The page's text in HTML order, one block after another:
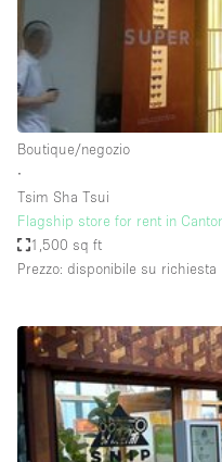
Spazio unico
Stand / Bancarella
Stand / Chiosco /
Studio fotografico /
Uffici
Villa / Casa
Dotazioni dello spazio
Accesso per disabili
Ampia Porta d'Ingresso
Boutique/negozio
∙
Tsim Sha Tsui
Flagship store for rent in
1,500 sq ft
Prezzo: disponibile su richiesta